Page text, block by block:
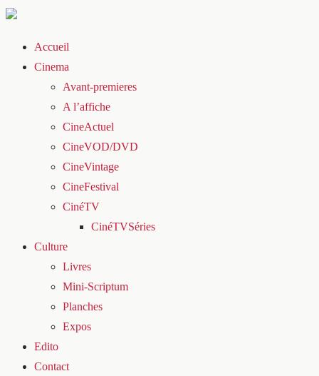
Accueil
Cinema
Avant-premieres
A l’affiche
CineActuel
CineVOD/DVD
CineVintage
CineFestival
CinéTV
CinéTVSéries
Culture
Livres
Mini-Scriptum
Planches
Expos
Edito
Contact